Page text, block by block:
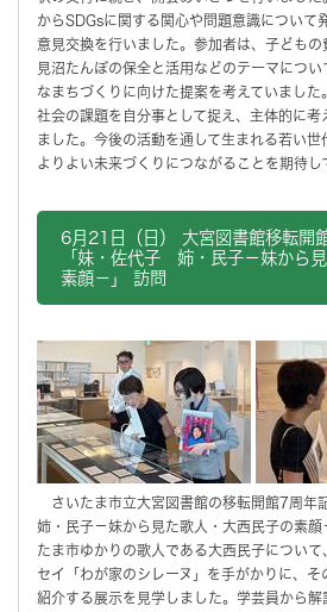
からSDGsに関する関心や問題意識について
意見交換を行いました。参加者は、子どもの
見沼たんぼの保全と活用などのテーマにつ
なまちづくりに向けた提案を考えていまし
社会の課題を自分事として捉え、主体的に考
ました。今後の活動を通して生まれる若い
よりよい未来づくりにつながることを期待し
6月21日（日） 大宮図書館移転開
「妹・佐代子 姉・民子－妹から
素顔－」 訪問
さいたま市立大宮図書館の移転開館7周年
姉・民子－妹から見た歌人・大西民子の素
たま市ゆかりの歌人である大西民子につい
セイ「わが家のシレーヌ」を手がかりに、
紹介する展示を見学しました。学芸員から解